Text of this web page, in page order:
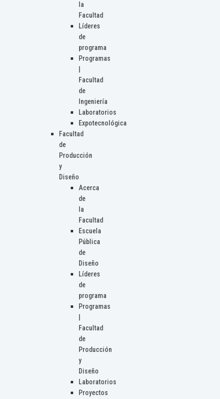
la
Facultad
Líderes
de
programa
Programas
Facultad
de
Ingeniería
Laboratorios
Expotecnológica
Facultad
de
Producción
y
Diseño
Acerca
de
la
Facultad
Escuela
Pública
de
Diseño
Líderes
de
programa
Programas
Facultad
de
Producción
y
Diseño
Laboratorios
Proyectos